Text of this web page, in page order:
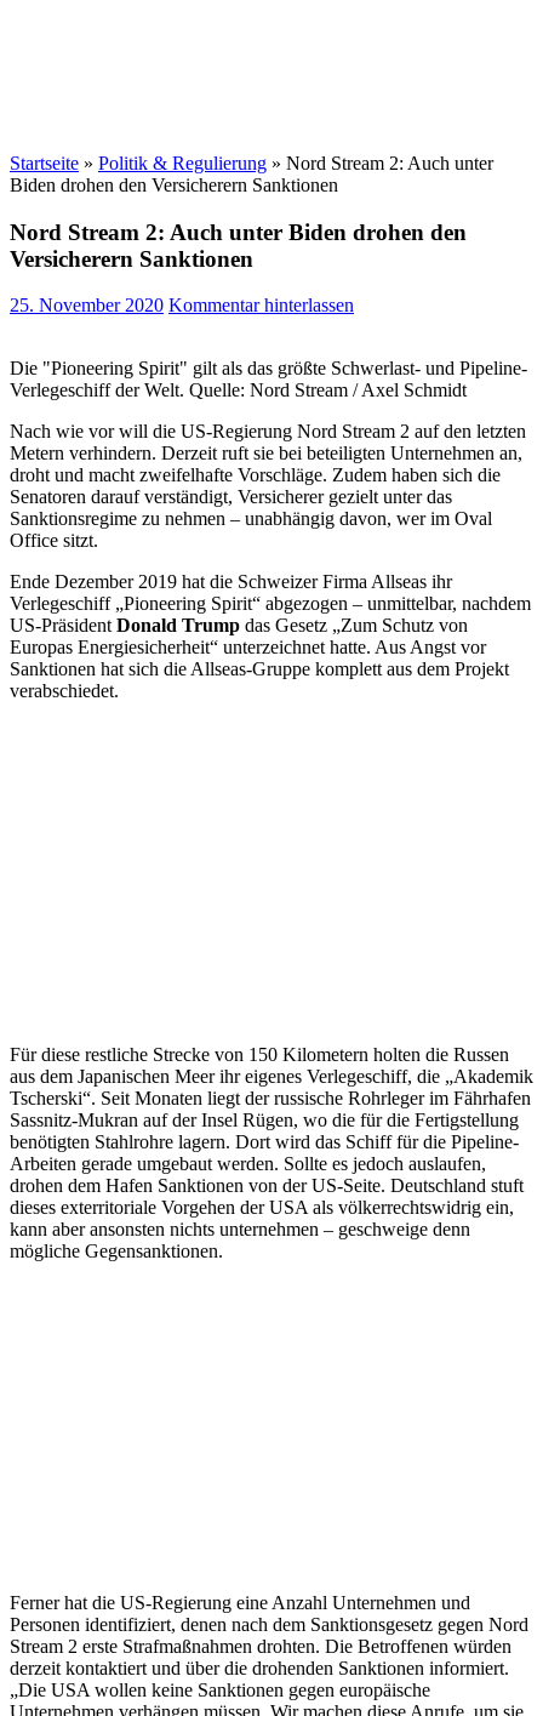
Startseite » Politik & Regulierung » Nord Stream 2: Auch unter
Biden drohen den Versicherern Sanktionen
Nord Stream 2: Auch unter Biden drohen den
Versicherern Sanktionen
25. November 2020 Kommentar hinterlassen
Die "Pioneering Spirit" gilt als das größte Schwerlast- und Pipeline-
Verlegeschiff der Welt. Quelle: Nord Stream / Axel Schmidt
Nach wie vor will die US-Regierung Nord Stream 2 auf den letzten
Metern verhindern. Derzeit ruft sie bei beteiligten Unternehmen an,
droht und macht zweifelhafte Vorschläge. Zudem haben sich die
Senatoren darauf verständigt, Versicherer gezielt unter das
Sanktionsregime zu nehmen – unabhängig davon, wer im Oval
Office sitzt.
Ende Dezember 2019 hat die Schweizer Firma Allseas ihr
Verlegeschiff „Pioneering Spirit“ abgezogen – unmittelbar, nachdem
US-PräsidentDonald Trump das Gesetz „Zum Schutz von
Europas Energiesicherheit“ unterzeichnet hatte. Aus Angst vor
Sanktionen hat sich die Allseas-Gruppe komplett aus dem Projekt
verabschiedet.
Für diese restliche Strecke von 150 Kilometern holten die Russen
aus dem Japanischen Meer ihr eigenes Verlegeschiff, die „Akademik
Tscherski“. Seit Monaten liegt der russische Rohrleger im Fährhafen
Sassnitz-Mukran auf der Insel Rügen, wo die für die Fertigstellung
benötigten Stahlrohre lagern. Dort wird das Schiff für die Pipeline-
Arbeiten gerade umgebaut werden. Sollte es jedoch auslaufen,
drohen dem Hafen Sanktionen von der US-Seite. Deutschland stuft
dieses exterritoriale Vorgehen der USA als völkerrechtswidrig ein,
kann aber ansonsten nichts unternehmen – geschweige denn
mögliche Gegensanktionen.
Ferner hat die US-Regierung eine Anzahl Unternehmen und
Personen identifiziert, denen nach dem Sanktionsgesetz gegen Nord
Stream 2 erste Strafmaßnahmen drohten. Die Betroffenen würden
derzeit kontaktiert und über die drohenden Sanktionen informiert.
„Die USA wollen keine Sanktionen gegen europäische